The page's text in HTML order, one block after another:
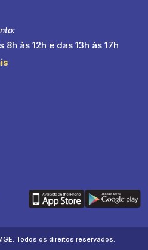
às 12h e das 13h às 17h
Todos os direitos reservados.